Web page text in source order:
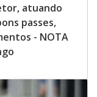
atuando
passes,
- NOTA